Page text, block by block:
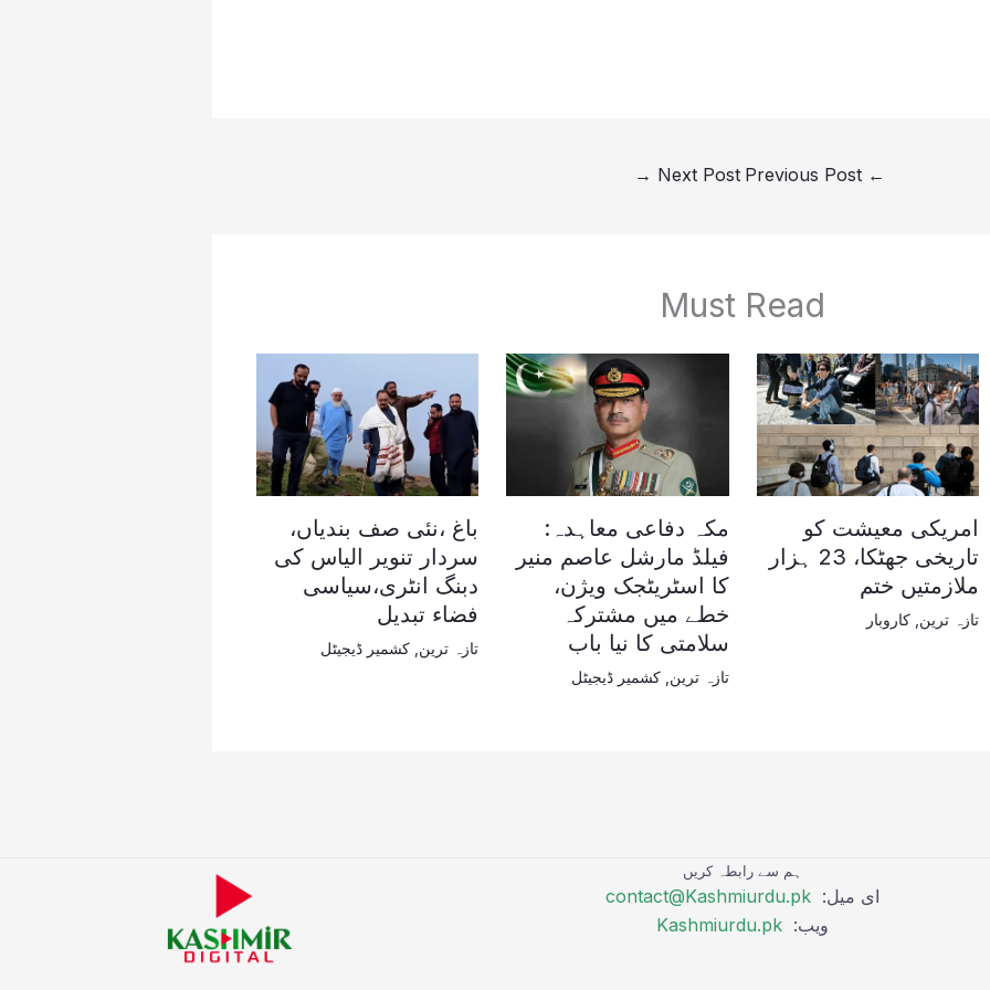
←
Next Post
→
Must Read
امریکی معیشت کو
تاریخی جھٹکا، 23 ہزار
ملازمتیں ختم
تازہ ترین ,کاروبار
مکہ دفاعی معاہدہ:
فیلڈ مارشل عاصم منیر
کا اسٹریٹجک ویژن،
خطے میں مشترکہ
سلامتی کا نیا باب
تازہ ترین ,کشمیر ڈیجیٹل
باغ ،نئی صف بندیاں،
سردار تنویر الیاس کی
دبنگ انٹری،سیاسی
فضاء تبدیل
تازہ ترین کشمیر ڈیجیٹل
ہم سے رابطہ کریں
ای میل: contact@Kashmiurdu.pk
ویب: Kashmiurdu.pk